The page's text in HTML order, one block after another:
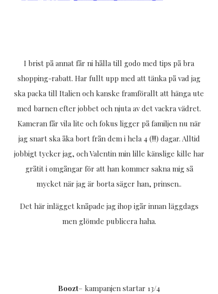
I brist på annat får ni hålla till godo med tips på bra
shopping-rabatt. Har fullt upp med att tänka på vad jag
ska packa till Italien och kanske framförallt att hänga ute
med barnen efter jobbet och njuta av det vackra vädret.
Kameran får vila lite och fokus ligger på familjen nu när
jag snart ska åka bort från dem i hela 4 (!!!) dagar. Alltid
jobbigt tycker jag, och Valentin min lille känslige kille har
gråtit i omgångar för att han kommer sakna mig så
mycket när jag är borta säger han, prinsen..
Det här inlägget knåpade jag ihop igår innan läggdags
men glömde publicera haha.
Boozt– kampanjen startar 13/4